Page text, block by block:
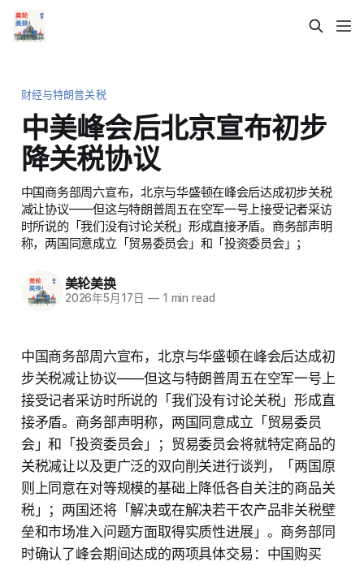
财经与特朗普关税
中美峰会后北京宣布初步
降关税协议
中国商务部周六宣布，北京与华盛顿在峰会后达成初步关税
减让协议——但这与特朗普周五在空军一号上接受记者采访
时所说的「我们没有讨论关税」形成直接矛盾。商务部声明
称，两国同意成立「贸易委员会」和「投资委员会」；
美轮美换
2026年5月17日 —1 min read
中国商务部周六宣布，北京与华盛顿在峰会后达成初
步关税减让协议——但这与特朗普周五在空军一号上
接受记者采访时所说的「我们没有讨论关税」形成直
接矛盾。商务部声明称，两国同意成立「贸易委员
会」和「投资委员会」；贸易委员会将就特定商品的
关税减让以及更广泛的双向削关进行谈判，「两国原
则上同意在对等规模的基础上降低各自关注的商品关
税」；两国还将「解决或在解决若干农产品非关税壁
垒和市场准入问题方面取得实质性进展」。商务部同
时确认了峰会期间达成的两项具体交易：中国购买